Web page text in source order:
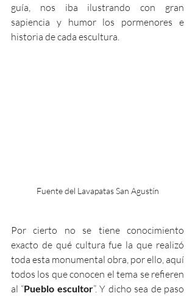
guía, nos iba ilustrando con gran
sapiencia y humor los pormenores e
historia de cada escultura.
Fuente del Lavapatas San Agustín
Por cierto no se tiene conocimiento
exacto de qué cultura fue la que realizó
toda esta monumental obra, por ello, aquí
todos los que conocen el tema se refieren
al “Pueblo escultor”. Y dicho sea de paso